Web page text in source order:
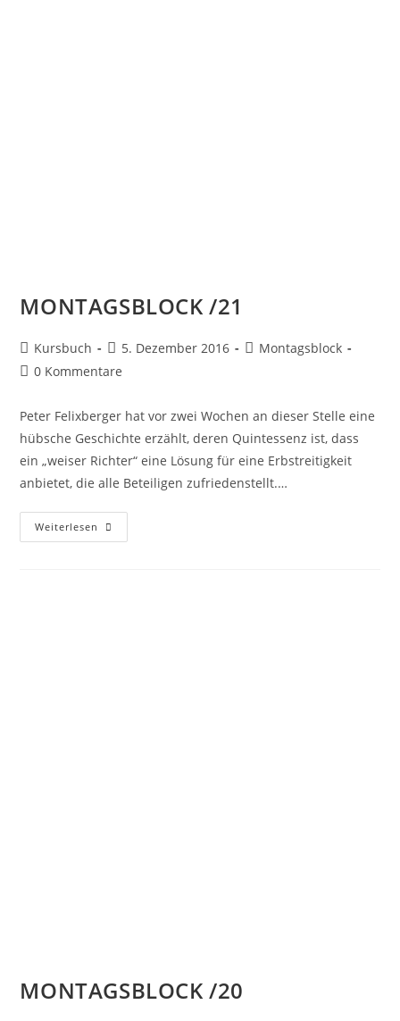
MONTAGSBLOCK /21
Kursbuch 5. Dezember 2016
Montagsblock
0 Kommentare
Peter Felixberger hat vor zwei Wochen an dieser Stelle eine
hübsche Geschichte erzählt, deren Quintessenz ist, dass
ein „weiser Richter“ eine Lösung für eine Erbstreitigkeit
anbietet, die alle Beteiligen zufriedenstellt.…
Weiterlesen
MONTAGSBLOCK /20